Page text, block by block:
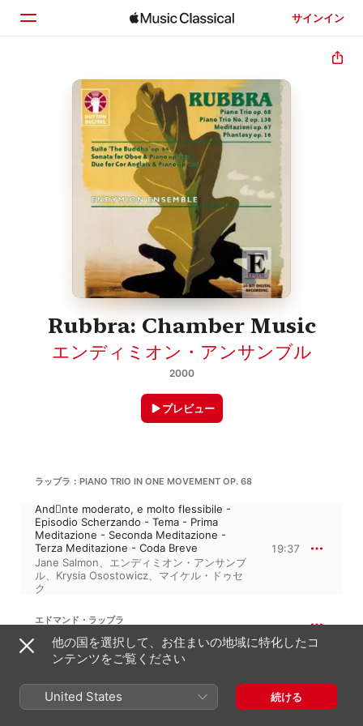
サインイン
ホーム
見つける
Rubbra: Chamber Music
エンディミオン・アンサンブル
2000
プレビュー
ラッブラ：PIANO TRIO IN ONE MOVEMENT OP. 68
Andnte moderato, e molto flessibile -
Episodio Scherzando - Tema - Prima
Meditazione - Seconda Meditazione -
Terza Meditazione - Coda Breve
Jane Salmon、 エンディミオン・アンサンブ
ル、 Krysia Osostowicz、 マイケル・ドゥセ
ク
19:37
エドマンド・ラッブラ
Meditazioni Sopra 'Cœurs Désolés' Op.
67 for Oboe and Piano
エンディミオン・アンサンブル、マイケル・
ドゥセク、Melinda Maxwell
他の国を選択して、お住まいの地域に特化したコ
ンテンツをご覧ください
United States 続ける